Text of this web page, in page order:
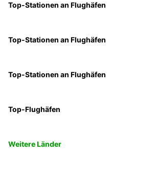
Top-Stationen an Flughäfen
Top-Stationen an Flughäfen
Top-Stationen an Flughäfen
Top-Flughäfen
Weitere Länder